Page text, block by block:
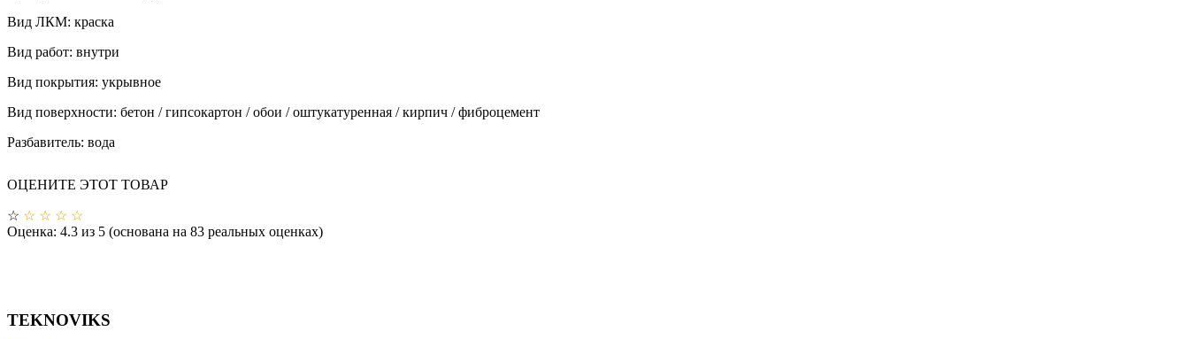
Вид ЛКМ: краска
Вид работ: внутри
Вид покрытия: укрывное
Вид поверхности: бетон / гипсокартон / обои / оштукатуренная / кирпич / фиброцемент
Разбавитель: вода
ОЦЕНИТЕ ЭТОТ ТОВАР
☆ ☆ ☆ ☆ ☆
Оценка: 4.3 из 5 (основана на 83 реальных оценках)
TEKNOVIKS